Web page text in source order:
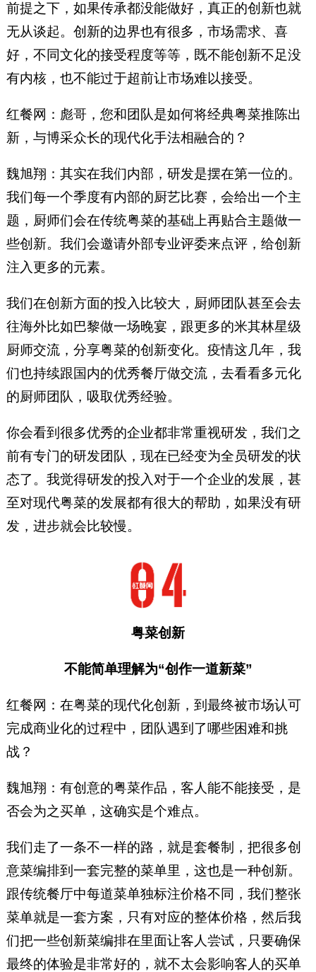
前提之下，如果传承都没能做好，真正的创新也就
无从谈起。创新的边界也有很多，市场需求、喜
好，不同文化的接受程度等等，既不能创新不足没
有内核，也不能过于超前让市场难以接受。
红餐网：彪哥，您和团队是如何将经典粤菜推陈出
新，与博采众长的现代化手法相融合的？
魏旭翔：其实在我们内部，研发是摆在第一位的。
我们每一个季度有内部的厨艺比赛，会给出一个主
题，厨师们会在传统粤菜的基础上再贴合主题做一
些创新。我们会邀请外部专业评委来点评，给创新
注入更多的元素。
我们在创新方面的投入比较大，厨师团队甚至会去
往海外比如巴黎做一场晚宴，跟更多的米其林星级
厨师交流，分享粤菜的创新变化。疫情这几年，我
们也持续跟国内的优秀餐厅做交流，去看看多元化
的厨师团队，吸取优秀经验。
你会看到很多优秀的企业都非常重视研发，我们之
前有专门的研发团队，现在已经变为全员研发的状
态了。我觉得研发的投入对于一个企业的发展，甚
至对现代粤菜的发展都有很大的帮助，如果没有研
发，进步就会比较慢。
粤菜创新
不能简单理解为“创作一道新菜”
红餐网：在粤菜的现代化创新，到最终被市场认可
完成商业化的过程中，团队遇到了哪些困难和挑
战？
魏旭翔：有创意的粤菜作品，客人能不能接受，是
否会为之买单，这确实是个难点。
我们走了一条不一样的路，就是套餐制，把很多创
意菜编排到一套完整的菜单里，这也是一种创新。
跟传统餐厅中每道菜单独标注价格不同，我们整张
菜单就是一套方案，只有对应的整体价格，然后我
们把一些创新菜编排在里面让客人尝试，只要确保
最终的体验是非常好的，就不太会影响客人的买单